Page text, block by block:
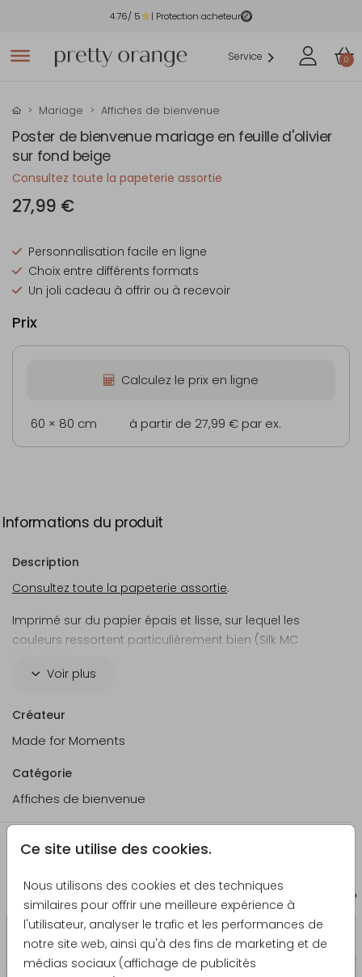
4.76/ 5 | Protection acheteur
Service 0
Ce site utilise des cookies.
Nous utilisons des cookies et des techniques
similaires pour offrir une meilleure expérience à
l'utilisateur, analyser le trafic et les performances de
notre site web, ainsi qu'à des fins de marketing et de
médias sociaux (affichage de publicités
Mariage Affiches de bienvenue
Poster de bienvenue mariage en feuille d'olivier
sur fond beige
Consultez toute la papeterie assortie
27,99 €
Personnalisation facile en ligne
Choix entre différents formats
Un joli cadeau à offrir ou à recevoir
Prix
Calculez le prix en ligne
60 × 80 cm à partir de 27,99 € par ex.
Informations du produit
Description
Consultez toute la papeterie assortie.
Imprimé sur du papier épais et lisse, sur lequel les
couleurs ressortent particulièrement bien (Silk MC
Voir plus
Créateur
Made for Moments
Catégorie
Affiches de bienvenue
La papeterie assortie